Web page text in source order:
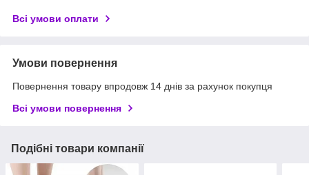
Всі умови оплати
Умови повернення
Повернення товару впродовж 14 днів за рахунок покупця
Всі умови повернення
Подібні товари компанії